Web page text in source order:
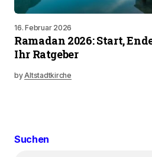
16. Februar 2026
Ramadan 2026: Start,
Ihr Ratgeber
byAltstadtkirche
Suchen